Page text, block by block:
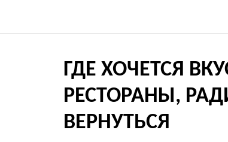
ГДЕ ХОЧЕТСЯ
РЕСТОРАНЫ,
ВЕРНУТЬСЯ